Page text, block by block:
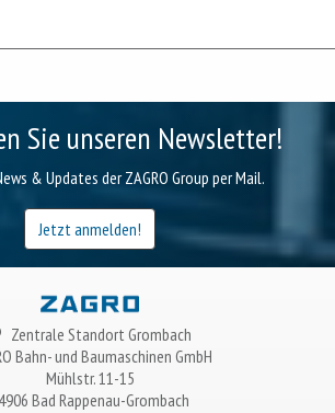
Sie unseren Newsletter!
& Updates der ZAGRO Group per Mail.
Jetzt anmelden!
Zentrale Standort Grombach
Bahn- und Baumaschinen GmbH
Mühlstr. 11-15
Bad Rappenau-Grombach